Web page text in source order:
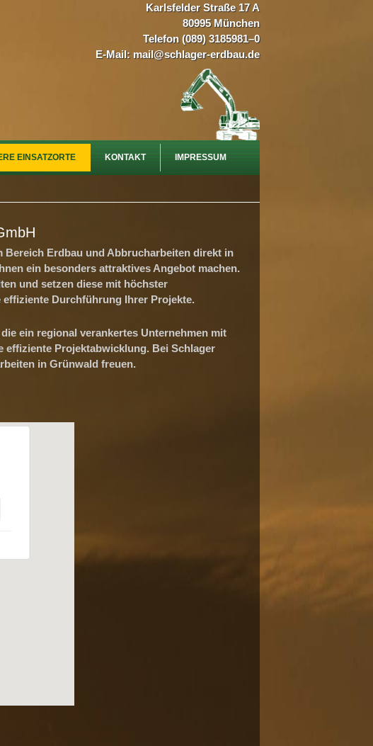
Karlsfelder Straße 17 A
80995 München
Telefon (089) 3185981–0
E-Mail: mail@schlager-erdbau.de
EINSATZORTE KONTAKT IMPRESSUM
Erdbau und Abbrucharbeiten direkt in
ein besonders attraktives Angebot machen.
und setzen diese mit höchster
Durchführung Ihrer Projekte.
ein regional verankertes Unternehmen mit
effiziente Projektabwicklung. Bei Schlager
in Grünwald freuen.